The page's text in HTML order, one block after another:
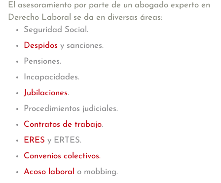
El asesoramiento por parte de un abogado experto en
Derecho Laboral se da en diversas áreas:
Seguridad Social.
Despidos y sanciones.
Pensiones.
Incapacidades.
Jubilaciones.
Procedimientos judiciales.
Contratos de trabajo.
ERES y ERTES.
Convenios colectivos.
Acoso laboral o mobbing.